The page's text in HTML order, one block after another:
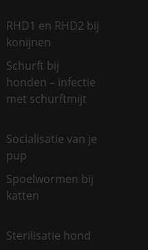
RHD1 en RHD2 bij
konijnen
Schurft bij
honden – infectie
met schurftmijt
Socialisatie van je
pup
Spoelwormen bij
katten
Sterilisatie hond